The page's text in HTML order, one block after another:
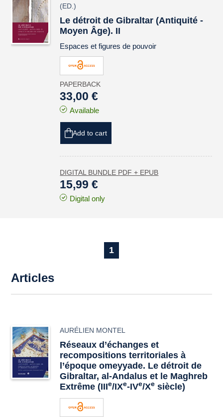
(ED.)
Le détroit de Gibraltar (Antiquité -
Moyen Âge). II
Espaces et figures de pouvoir
PAPERBACK
33,00 €
Available
Add to cart
DIGITAL BUNDLE PDF + EPUB
15,99 €
Digital only
1
Articles
AURÉLIEN MONTEL
Réseaux d’échanges et
recompositions territoriales à
l’époque omeyyade. Le détroit de
Gibraltar, al-Andalus et le Maghreb
Extrême (IIIe/IXe-IVe/Xe siècle)